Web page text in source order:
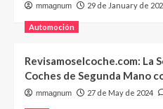
mmagnum 29 de January de
Automoción
Revisamoselcoche.com: La
Coches de Segunda Mano
mmagnum 27 de May de 2024